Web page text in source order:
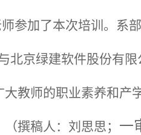
参加了本次培训。系
北京绿建软件股份有
教师的职业素养和产
撰稿人：刘思思； 一